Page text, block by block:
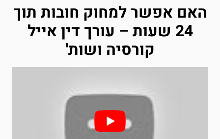
האם אפשר למחוק חובות תוך
24 שעות – עורך דין אייל
קורסיה ושות'